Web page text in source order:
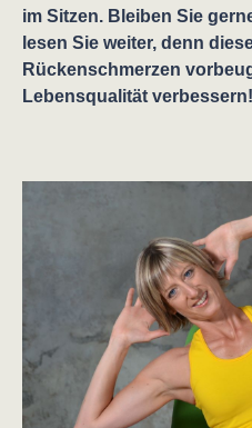
im Sitzen. Bleiben Sie
lesen Sie weiter, denn
Rückenschmerzen
Lebensqualität verbessern!